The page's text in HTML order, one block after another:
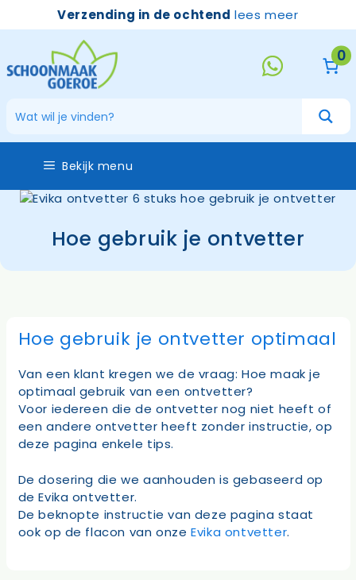
Verzending in de ochtend lees meer
0
Bekijk menu
Hoe gebruik je ontvetter
Hoe gebruik je ontvetter optimaal
Van een klant kregen we de vraag: Hoe maak je
optimaal gebruik van een ontvetter?
Voor iedereen die de ontvetter nog niet heeft of
een andere ontvetter heeft zonder instructie, op
deze pagina enkele tips.
De dosering die we aanhouden is gebaseerd op
de Evika ontvetter.
De beknopte instructie van deze pagina staat
ook op de flacon van onzeEvika ontvetter.